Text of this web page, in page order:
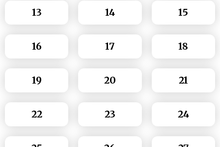
13 14 15
16 17 18
19 20 21
22 23 24